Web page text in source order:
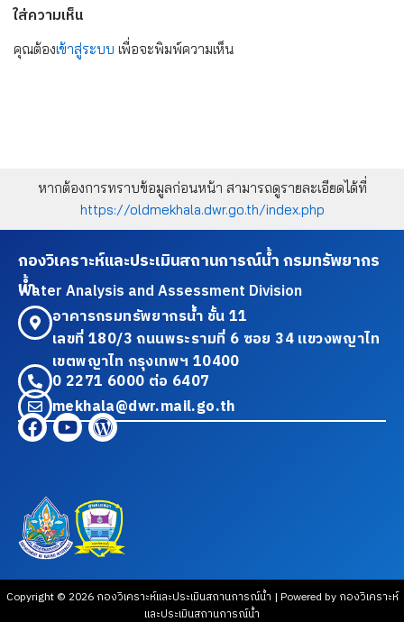
ใส่ความเห็น
คุณต้องเข้าสู่ระบบ เพื่อจะพิมพ์ความเห็น
หากต้องการทราบข้อมูลก่อนหน้า สามารถดูรายละเอียดได้ที่
https://oldmekhala.dwr.go.th/index.php
กองวิเคราะห์และประเมินสถานการณ์น้ำ กรมทรัพยากร
น้ำ
Water Analysis and Assessment Division
อาคารกรมทรัพยากรน้ำ ชั้น 11
เลขที่ 180/3 ถนนพระรามที่ 6 ซอย 34 แขวงพญาไท
เขตพญาไท กรุงเทพฯ 10400
0 2271 6000 ต่อ 6407
mekhala@dwr.mail.go.th
Copyright © 2026 กองวิเคราะห์และประเมินสถานการณ์น้ำ | Powered by กองวิเคราะห์
และประเมินสถานการณ์น้ำ